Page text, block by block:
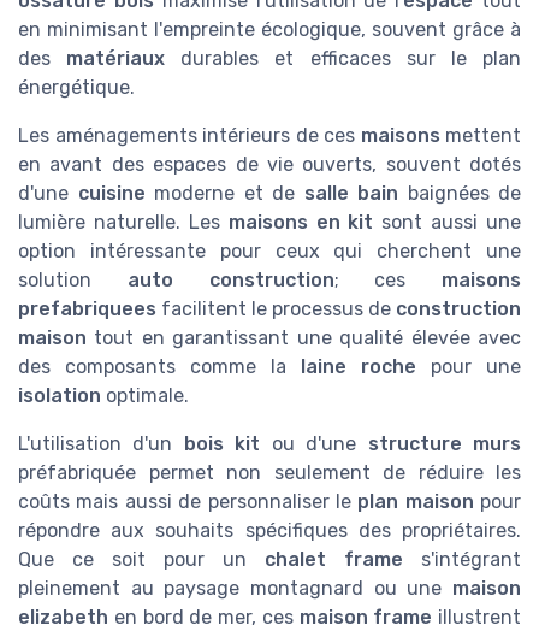
en minimisant l'empreinte écologique, souvent grâce à
des matériaux durables et efficaces sur le plan
énergétique.
Les aménagements intérieurs de ces maisons mettent
en avant des espaces de vie ouverts, souvent dotés
d'une cuisine moderne et de salle bain baignées de
lumière naturelle. Les maisons en kit sont aussi une
option intéressante pour ceux qui cherchent une
solution auto construction; ces maisons
prefabriquees facilitent le processus de construction
maison tout en garantissant une qualité élevée avec
des composants comme la laine roche pour une
isolation optimale.
L'utilisation d'un bois kit ou d'une structure murs
préfabriquée permet non seulement de réduire les
coûts mais aussi de personnaliser le plan maison pour
répondre aux souhaits spécifiques des propriétaires.
Que ce soit pour un chalet frame s'intégrant
pleinement au paysage montagnard ou une maison
elizabeth en bord de mer, ces maison frame illustrent